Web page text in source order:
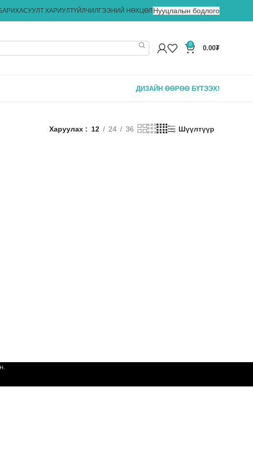
АСУУЛТ ХАРИУЛТҮЙЛЧИЛГЭЭНИЙ НӨХЦӨЛ Нууцлалын бодлого
0
0.00₮
ДИЗАЙН ӨӨРӨӨ БҮТЭЭХ!
Харуулах 12 24 36 Шүүлтүүр